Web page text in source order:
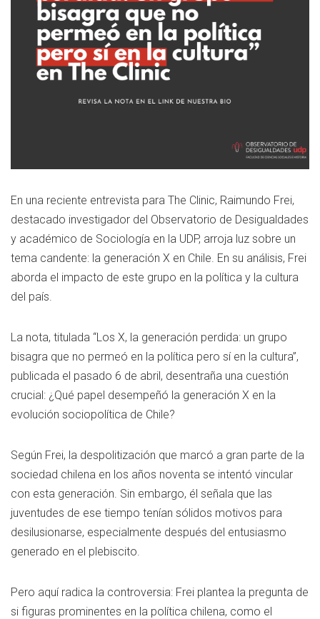
En una reciente entrevista para The Clinic, Raimundo Frei,
destacado investigador del Observatorio de Desigualdades
y académico de Sociología en la UDP, arroja luz sobre un
tema candente: la generación X en Chile. En su análisis, Frei
aborda el impacto de este grupo en la política y la cultura
del país.
La nota, titulada “Los X, la generación perdida: un grupo
bisagra que no permeó en la política pero sí en la cultura”,
publicada el pasado 6 de abril, desentraña una cuestión
crucial: ¿Qué papel desempeñó la generación X en la
evolución sociopolítica de Chile?
Según Frei, la despolitización que marcó a gran parte de la
sociedad chilena en los años noventa se intentó vincular
con esta generación. Sin embargo, él señala que las
juventudes de ese tiempo tenían sólidos motivos para
desilusionarse, especialmente después del entusiasmo
generado en el plebiscito.
Pero aquí radica la controversia: Frei plantea la pregunta de
si figuras prominentes en la política chilena, como el